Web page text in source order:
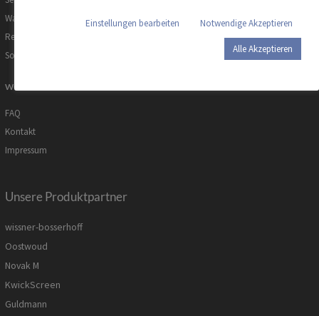
Wartung, Prüfung & Instandhaltung
Reparatur & Ersatzteile
Sonderanfertigungen
weitere Informationen
FAQ
Kontakt
Impressum
Unsere Produktpartner
wissner-bosserhoff
Oostwoud
Novak M
KwickScreen
Guldmann
Einstellungen bearbeiten Notwendige Akzeptieren
Alle Akzeptieren